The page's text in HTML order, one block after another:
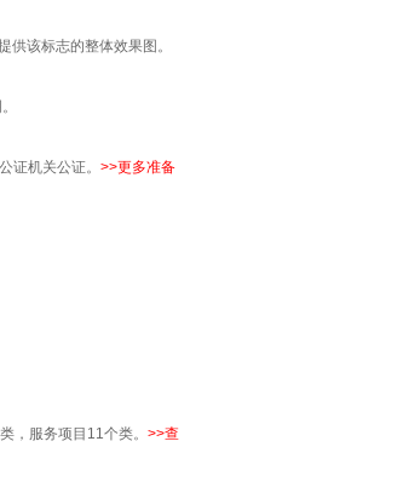
该标志的整体效果图。
机关公证。 >>更多准备
服务项目11个类。 >>查